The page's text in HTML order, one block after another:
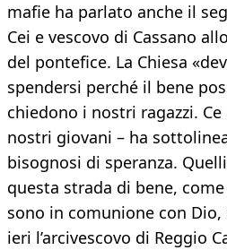
mafie ha parlato anche il
Cei e vescovo di Cassano
del pontefice. La Chiesa
spendersi perché il bene
chiedono i nostri ragazzi.
nostri giovani – ha
bisognosi di speranza.
questa strada di bene,
sono in comunione con Dio,
ieri l’arcivescovo di Reggio